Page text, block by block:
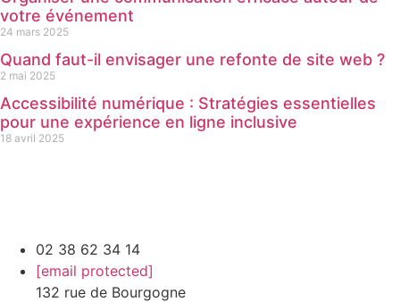
votre événement
24 mars 2025
Quand faut-il envisager une refonte de site web ?
2 mai 2025
Accessibilité numérique : Stratégies essentielles
pour une expérience en ligne inclusive
18 avril 2025
02 38 62 34 14
[email protected]
132 rue de Bourgogne